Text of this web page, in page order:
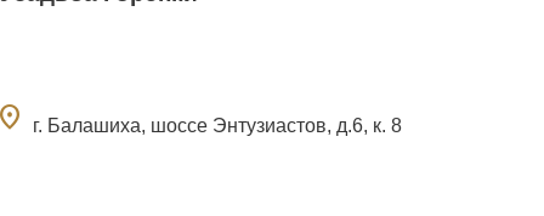
г. Балашиха, шоссе Энтузиастов, д.6, к. 8